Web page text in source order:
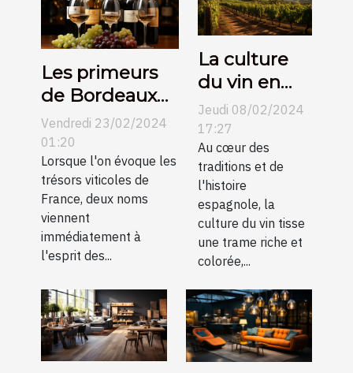
Les primeurs
de Bordeaux
contre
Bourgogne :
une
comparaison
pour les
collectionneurs
Vendredi 23/02/2024
01:20
Lorsque l'on évoque les
trésors viticoles de
France, deux noms
viennent
immédiatement à
l'esprit des...
La culture
du vin en
Espagne et
son
évolution au
fil des
siècles
Jeudi 08/02/2024
17:27
Au cœur des
traditions et de
l'histoire
espagnole, la
culture du vin tisse
une trame riche et
colorée,...